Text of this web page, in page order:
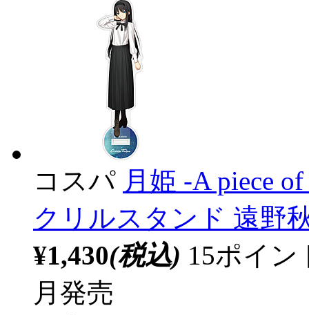
コスパ 月姫 -A piece
クリルスタンド 遠野
¥1,430(税込) 15ポイ
月発売